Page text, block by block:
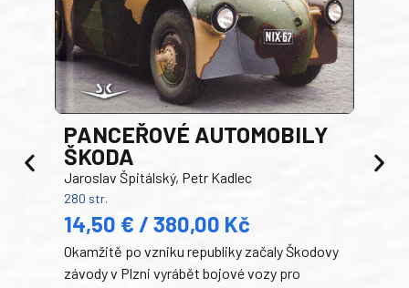
PANCEŘOVÉ AUTOMOBILY
ŠKODA
Jaroslav Špitálský, Petr Kadlec
280 str.
14,50 € / 380,00 Kč
Okamžitě po vzniku republiky začaly Škodovy
závody v Plzni vyrábět bojové vozy pro